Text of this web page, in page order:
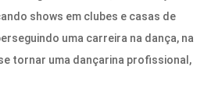
shows em clubes e casas de
uma carreira na dança, na
tornar uma dançarina profissional,